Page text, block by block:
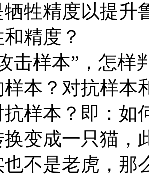
牺牲精度以提升
精度？
击样本”，怎样
本？对抗样本
抗样本？即：如
变成一只猫，
不是老虎，那